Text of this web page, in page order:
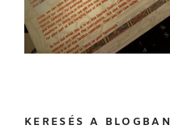
KERESÉS A BLOGBAN